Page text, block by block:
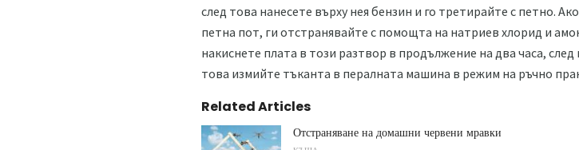
след това нанесете върху нея бензин и го третирайте с петно.
петна пот, ги отстранявайте с помощта на натриев хлорид и
накиснете плата в този разтвор в продължение на два часа,
това измийте тъканта в пералната машина в режим на ръчно
Related Articles
Отстраняване на домашни червени мравки